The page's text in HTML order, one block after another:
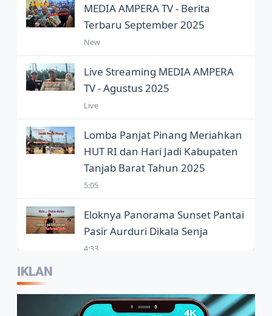
MEDIA AMPERA TV - Berita
Terbaru September 2025
New
Live Streaming MEDIA AMPERA
TV - Agustus 2025
Live
Lomba Panjat Pinang Meriahkan
HUT RI dan Hari Jadi Kabupaten
Tanjab Barat Tahun 2025
5:05
Eloknya Panorama Sunset Pantai
Pasir Aurduri Dikala Senja
4:33
Wartawan Jadi Garda Terdepan
Penggunaan Bahasa Indonesia
IKLAN